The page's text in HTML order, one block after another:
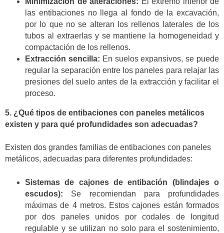
las entibaciones no llega al fondo de la excavación,
por lo que no se alteran los rellenos laterales de los
tubos al extraerlas y se mantiene la homogeneidad y
compactación de los rellenos.
Extracción sencilla: En suelos expansivos, se puede
regular la separación entre los paneles para relajar las
presiones del suelo antes de la extracción y facilitar el
proceso.
5. ¿Qué tipos de entibaciones con paneles metálicos
existen y para qué profundidades son adecuadas?
Existen dos grandes familias de entibaciones con paneles
metálicos, adecuadas para diferentes profundidades:
Sistemas de cajones de entibación (blindajes o
escudos): Se recomiendan para profundidades
máximas de 4 metros. Estos cajones están formados
por dos paneles unidos por codales de longitud
regulable y se utilizan no solo para el sostenimiento,